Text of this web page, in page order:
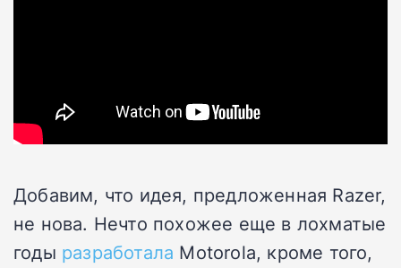
Добавим, что идея, предложенная Razer,
не нова. Нечто похожее еще в лохматые
годы разработала Motorola, кроме того,